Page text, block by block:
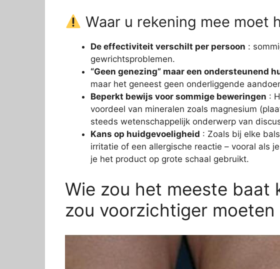
Waar u rekening mee moet
De effectiviteit verschilt per persoon :
gewrichtsproblemen.
“Geen genezing” maar een ondersteunend
maar het geneest geen onderliggende
Beperkt bewijs voor sommige beweringen :
voordeel van mineralen zoals magnesium
steeds wetenschappelijk onderwerp van
Kans op huidgevoeligheid : Zoals bij elke
irritatie of een allergische reactie – vooral als
je het product op grote schaal gebruikt.
Wie zou het meeste baat
zou voorzichtiger moeten